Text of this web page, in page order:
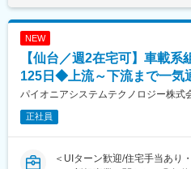
い職場環境整備を積極的に進
変更の範囲：会社の定める業務
打ち合わせの際に数回、導導
ります。（仙台オフィスには
にも営業課や技術課もあり、
■評価制度が明確＆柔軟：1年
はあくまでも目安の金額であ
あります。月給(月額)は固定手
NEW
【仙台／週2在宅可】車載
125日◆上流～下流まで一気
パイオニアシステムテクノロジー株式
正社員
＜UIターン歓迎/住宅手当あ